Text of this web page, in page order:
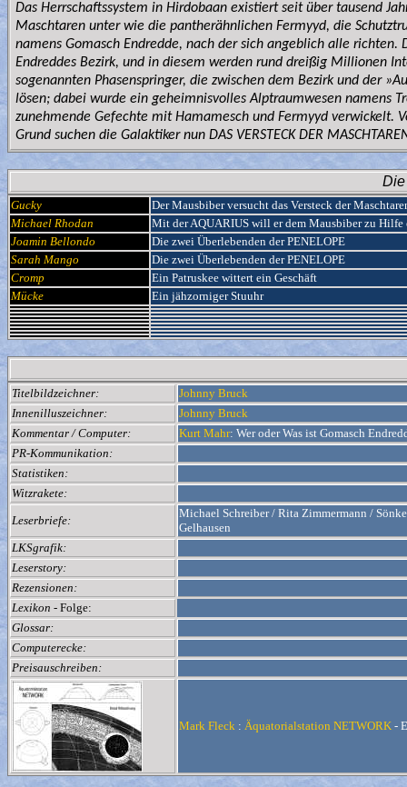
Das Herrschaftssystem in Hirdobaan existiert seit über tausend
Maschtaren unter wie die pantherähnlichen Fermyyd, die
namens Gomasch Endredde, nach der sich angeblich alle
Endreddes Bezirk, und in diesem werden rund dreißig Millionen
sogenannten Phasenspringer, die zwischen dem Bezirk und der
lösen; dabei wurde ein geheimnisvolles Alptraumwesen namens
zunehmende Gefechte mit Hamamesch und Fermyyd verwickelt.
Grund suchen die Galaktiker nun DAS VERSTECK DER
Gucky
Der Mausbiber versucht das Versteck der
Michael Rhodan
Mit der AQUARIUS will er dem Mausbiber zu Hilfe
Joamin Bellondo
Die zwei Überlebenden der PENELOPE
Sarah Mango
Die zwei Überlebenden der PENELOPE
Cromp
Ein Patruskee wittert ein Geschäft
Mücke
Ein jähzorniger Stuuhr
Titelbildzeichner:
Johnny Bruck
Innenilluszeichner:
Johnny Bruck
Kommentar / Computer:
Kurt Mahr: Wer oder Was ist Gomasch
PR-Kommunikation:
Statistiken:
Witzrakete:
Leserbriefe:
Michael Schreiber / Rita Zimmermann /
Gelhausen
LKSgrafik:
Leserstory:
Rezensionen:
Lexikon - Folge:
Glossar:
Computerecke:
Preisauschreiben:
Mark Fleck : Äquatorialstation NETWORK -